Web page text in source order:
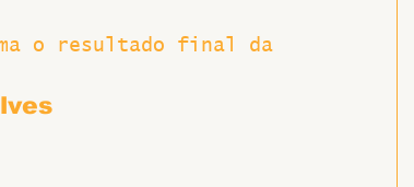
o resultado final da